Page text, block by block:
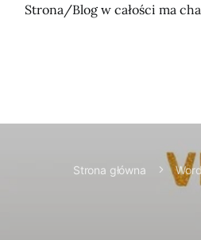
Strona/Blog w całości ma
Strona główna